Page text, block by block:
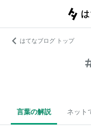
はてなブログ トップ
言葉の解説 ネット